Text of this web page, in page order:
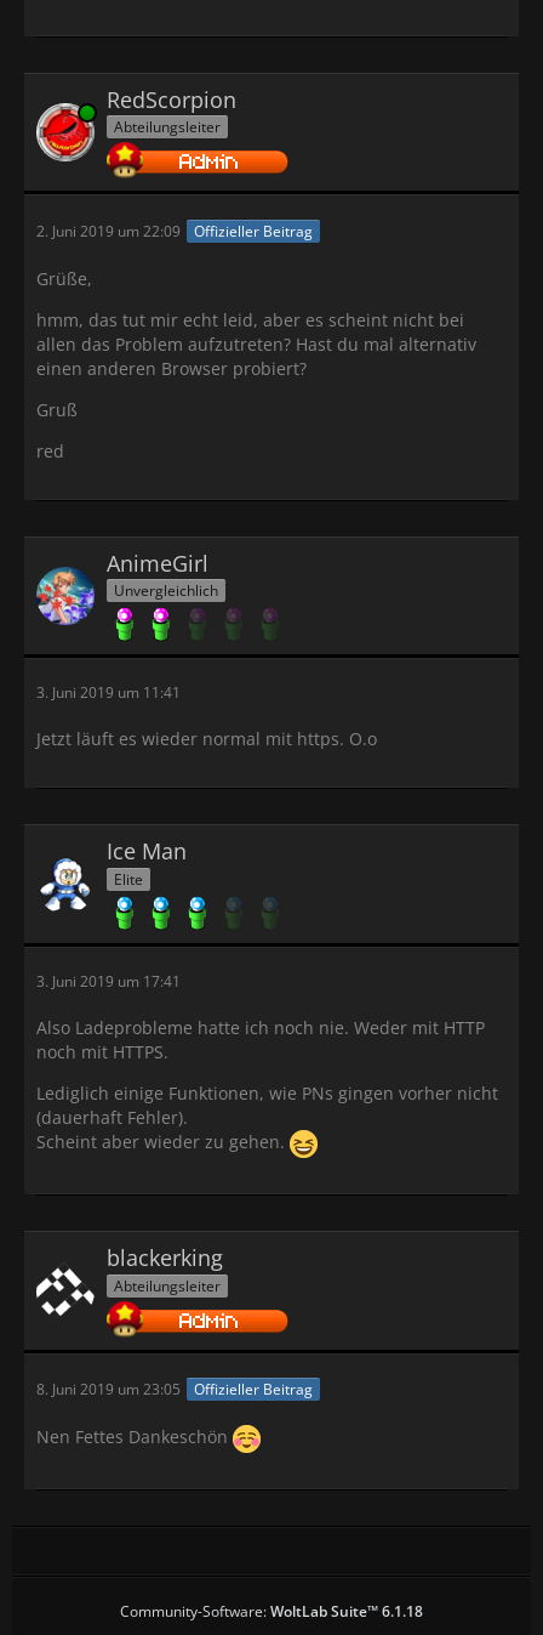
Online RedScorpion
Abteilungsleiter
2. Juni 2019 um 22:09 Offizieller Beitrag
Grüße,
hmm, das tut mir echt leid, aber es scheint nicht bei
allen das Problem aufzutreten? Hast du mal alternativ
einen anderen Browser probiert?
Gruß
red
AnimeGirl
Unvergleichlich
3. Juni 2019 um 11:41
Jetzt läuft es wieder normal mit https. O.o
Ice Man
Elite
3. Juni 2019 um 17:41
Also Ladeprobleme hatte ich noch nie. Weder mit HTTP
noch mit HTTPS.
Lediglich einige Funktionen, wie PNs gingen vorher nicht
(dauerhaft Fehler).
Scheint aber wieder zu gehen.
blackerking
Abteilungsleiter
8. Juni 2019 um 23:05 Offizieller Beitrag
Nen Fettes Dankeschön
Community-Software:WoltLab Suite™ 6.1.18